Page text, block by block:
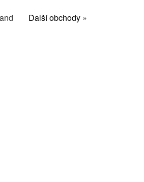
Další obchody »